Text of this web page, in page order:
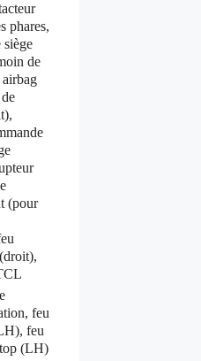
phares,
siège
de
(pour
feu
feu
(LH)